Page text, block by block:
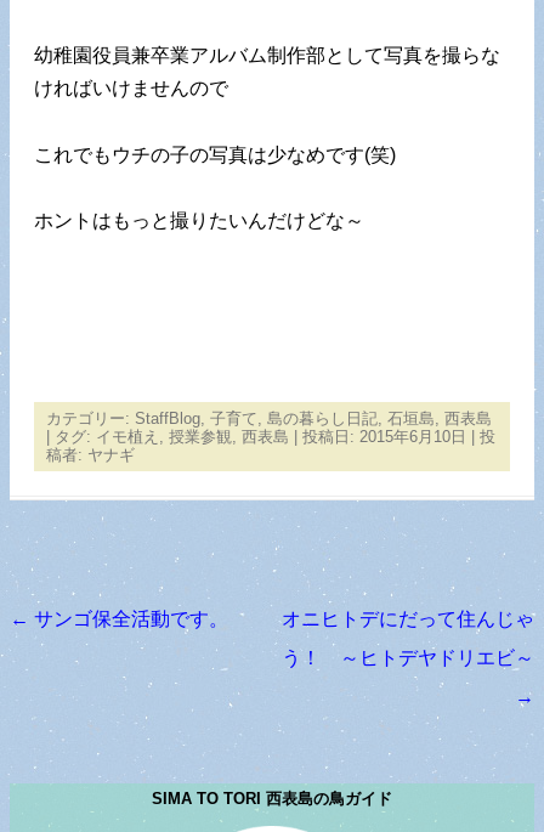
幼稚園役員兼卒業アルバム制作部として写真を撮らな
ければいけませんので
これでもウチの子の写真は少なめです(笑)
ホントはもっと撮りたいんだけどな～
カテゴリー: StaffBlog, 子育て, 島の暮らし日記, 石垣島, 西表島
| タグ: イモ植え , 授業参観, 西表島 | 投稿日: 2015年6月10日
投
稿者: ヤナギ
投稿ナビゲーション
← サンゴ保全活動です。
オニヒトデにだって住んじゃ
う！ ～ヒトデヤドリエビ～
→
SIMA TO TORI 西表島の鳥ガイド